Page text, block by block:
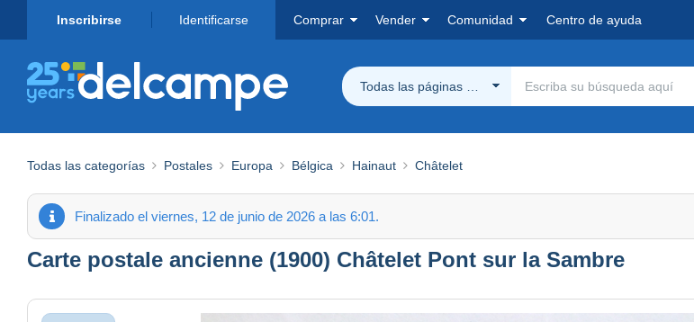
Inscribirse Identificarse Comprar Vender Comunidad Centro de ayuda
Todas las páginas Delcampe
Todas las categorías Postales Europa Bélgica Hainaut Châtelet
Finalizado el viernes, 12 de junio de 2026 a las 6:01.
Carte postale ancienne (1900) Châtelet Pont sur la Sambre